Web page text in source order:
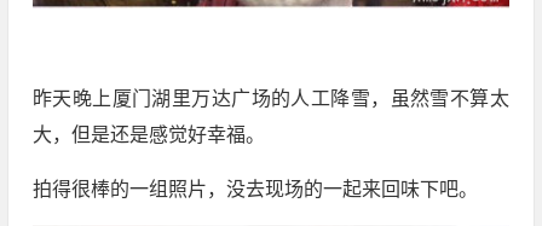
昨天晚上厦门湖里万达广场的人工降雪，虽然雪不算太
大，但是还是感觉好幸福。
拍得很棒的一组照片，没去现场的一起来回味下吧。